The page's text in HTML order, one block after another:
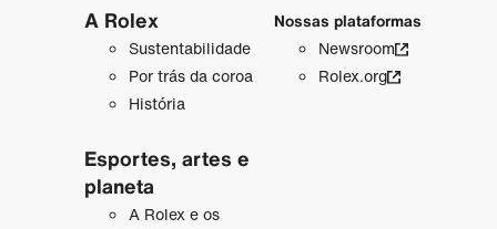
A Rolex
Sustentabilidade
Por trás da coroa
História
Esportes, artes e
planeta
A Rolex e os
Nossas plataformas
Newsroom
Rolex.org